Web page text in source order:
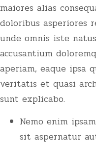
maiores alias
doloribus asperiores
unde omnis iste
accusantium
aperiam, eaque ipsa
veritatis et quasi
sunt explicabo.
Nemo enim
sit aspernatur